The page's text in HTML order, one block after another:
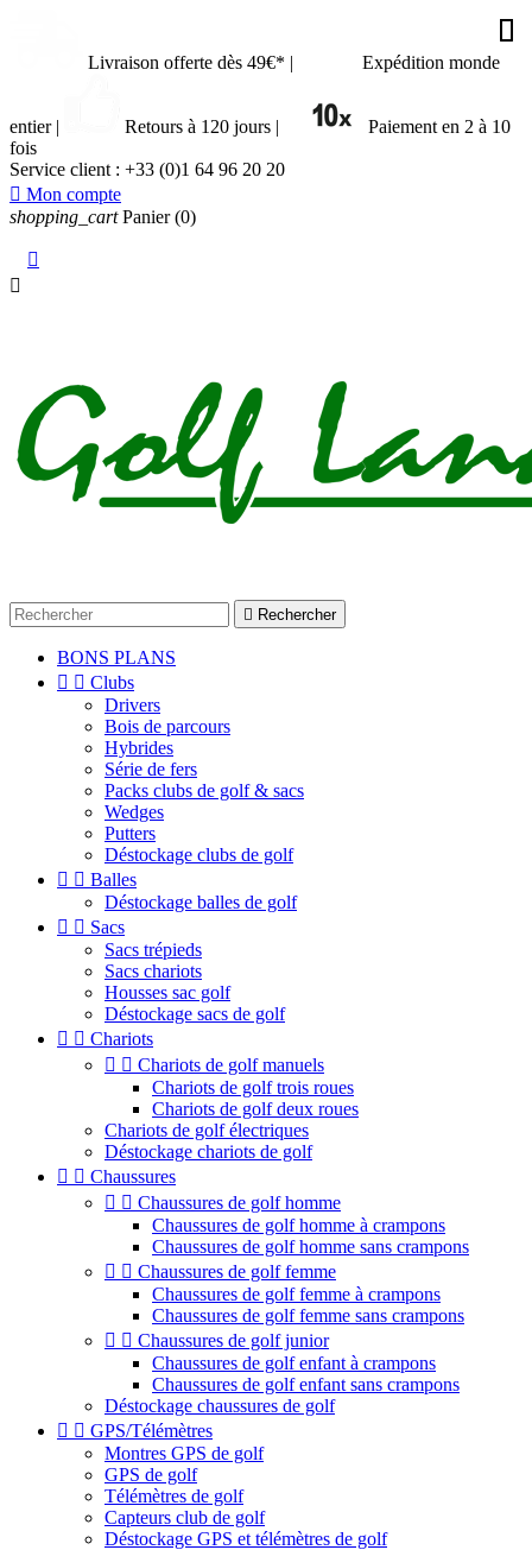
Livraison offerte dès 49€* | Expédition monde
entier | Retours à 120 jours |
Paiement en 2 à 10
fois
Service client : +33 (0)1 64 96 20 20
 Mon compte
shopping_cart Panier (0)


 Rechercher
BONS PLANS
  Clubs
Drivers
Bois de parcours
Hybrides
Série de fers
Packs clubs de golf & sacs
Wedges
Putters
Déstockage clubs de golf
  Balles
Déstockage balles de golf
  Sacs
Sacs trépieds
Sacs chariots
Housses sac golf
Déstockage sacs de golf
  Chariots
  Chariots de golf manuels
Chariots de golf trois roues
Chariots de golf deux roues
Chariots de golf électriques
Déstockage chariots de golf
  Chaussures
  Chaussures de golf homme
Chaussures de golf homme à crampons
Chaussures de golf homme sans crampons
  Chaussures de golf femme
Chaussures de golf femme à crampons
Chaussures de golf femme sans crampons
  Chaussures de golf junior
Chaussures de golf enfant à crampons
Chaussures de golf enfant sans crampons
Déstockage chaussures de golf
  GPS/Télémètres
Montres GPS de golf
GPS de golf
Télémètres de golf
Capteurs club de golf
Déstockage GPS et télémètres de golf







































